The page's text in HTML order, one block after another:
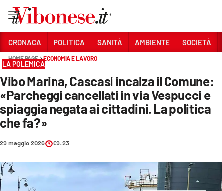
Sezioni
CRONACA
POLITICA
SANITÀ
AMBIENTE
SOCIETÀ
CULTURA
CRONACA POLITICA SANITÀ AMBIENTE SOCIETÀ
HOME PAGE ECONOMIA E LAVORO
LA POLEMICA
Vibo Marina, Cascasi incalza il Comune:
«Parcheggi cancellati in via Vespucci e
spiaggia negata ai cittadini. La politica
che fa?»
29 maggio 2026 09:23